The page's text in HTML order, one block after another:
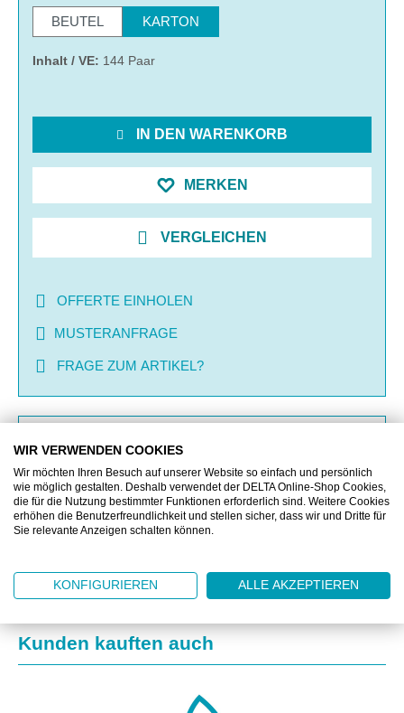
BEUTEL KARTON
Inhalt / VE: 144 Paar
IN DEN WARENKORB
MERKEN
VERGLEICHEN
OFFERTE EINHOLEN
MUSTERANFRAGE
FRAGE ZUM ARTIKEL?
ZUSATZINFORMATIONEN
DOWNLOAD
Produktgalerie überspringen
Kunden kauften auch
WIR VERWENDEN COOKIES
Wir möchten Ihren Besuch auf unserer Website so einfach und persönlich
wie möglich gestalten. Deshalb verwendet der DELTA Online-Shop Cookies,
die für die Nutzung bestimmter Funktionen erforderlich sind. Weitere Cookies
erhöhen die Benutzerfreundlichkeit und stellen sicher, dass wir und Dritte für
Sie relevante Anzeigen schalten können.
KONFIGURIEREN ALLE AKZEPTIEREN